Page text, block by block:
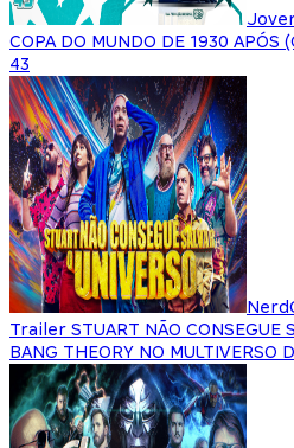
COPA DO MUNDO DE 1930 APÓS
43
Trailer STUART NÃO CONSEGUE
BANG THEORY NO MULTIVERSO